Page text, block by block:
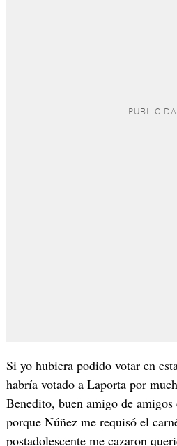
Si yo hubiera podido votar en
habría votado a Laporta por
Benedito, buen amigo de
porque Núñez me requisó el
postadolescente me cazaron